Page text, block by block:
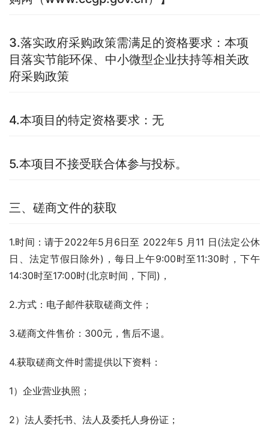
3.落实政府采购政策需满足的资格要求：本项
目落实节能环保、中小微型企业扶持等相关政
府采购政策
4.本项目的特定资格要求：无
5.本项目不接受联合体参与投标。
三、磋商文件的获取
1.时间：请于2022年5月6日至 2022年5 月11 日(法定公休
日、法定节假日除外)，每日上午9:00时至11:30时，下午
14:30时至17:00时(北京时间，下同)，
2.方式：电子邮件获取磋商文件；
3.磋商文件售价：300元，售后不退。
4.获取磋商文件时需提供以下资料：
1）企业营业执照；
2）法人委托书、法人及委托人身份证；